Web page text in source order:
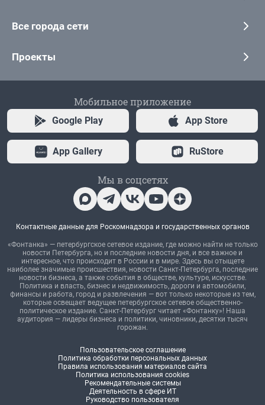
Все города сети
Проекты
Мобильное приложение
Google Play App Store
App Gallery RuStore
Мы в соцсетях
Контактные данные для Роскомнадзора и государственных органов
«Фонтанка» — петербургское сетевое издание, где можно найти не только
новости Петербурга, но и последние новости дня, и все важное и
интересное, что происходит в России и в мире. Здесь вы отыщете
наиболее значимые происшествия, новости Санкт-Петербурга, последние
новости бизнеса, а также события в обществе, культуре, искусстве.
Политика и власть, бизнес и недвижимость, дороги и автомобили,
финансы и работа, город и развлечения — вот только некоторые из тем,
которые освещает ведущее петербургское сетевое общественно-
политическое издание. Санкт-Петербург читает «Фонтанку»! Наша
аудитория — лидеры бизнеса и политики, чиновники, десятки тысяч
горожан.
Пользовательское соглашение
Политика обработки персональных данных
Правила использования материалов сайта
Политика использования cookies
Рекомендательные системы
Деятельность в сфере ИТ
Руководство пользователя